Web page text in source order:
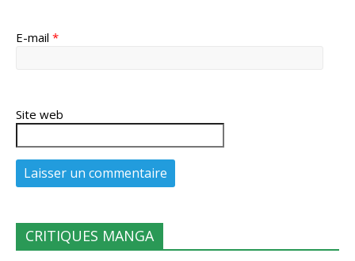
E-mail *
Site web
CRITIQUES MANGA